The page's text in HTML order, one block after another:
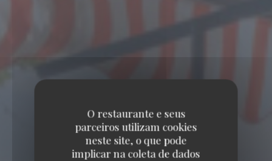
O restaurante e seus
parceiros utilizam cookies
neste site, o que pode
implicar na coleta de dados